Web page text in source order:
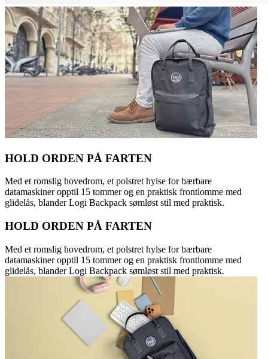
HOLD ORDEN PÅ FARTEN
Med et romslig hovedrom, et polstret hylse for bærbare
datamaskiner opptil 15 tommer og en praktisk frontlomme med
glidelås, blander Logi Backpack sømløst stil med praktisk.
HOLD ORDEN PÅ FARTEN
Med et romslig hovedrom, et polstret hylse for bærbare
datamaskiner opptil 15 tommer og en praktisk frontlomme med
glidelås, blander Logi Backpack sømløst stil med praktisk.